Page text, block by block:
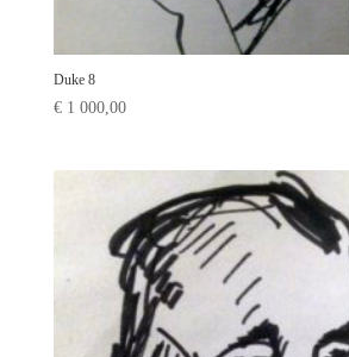
Duke 8
€1 000,00